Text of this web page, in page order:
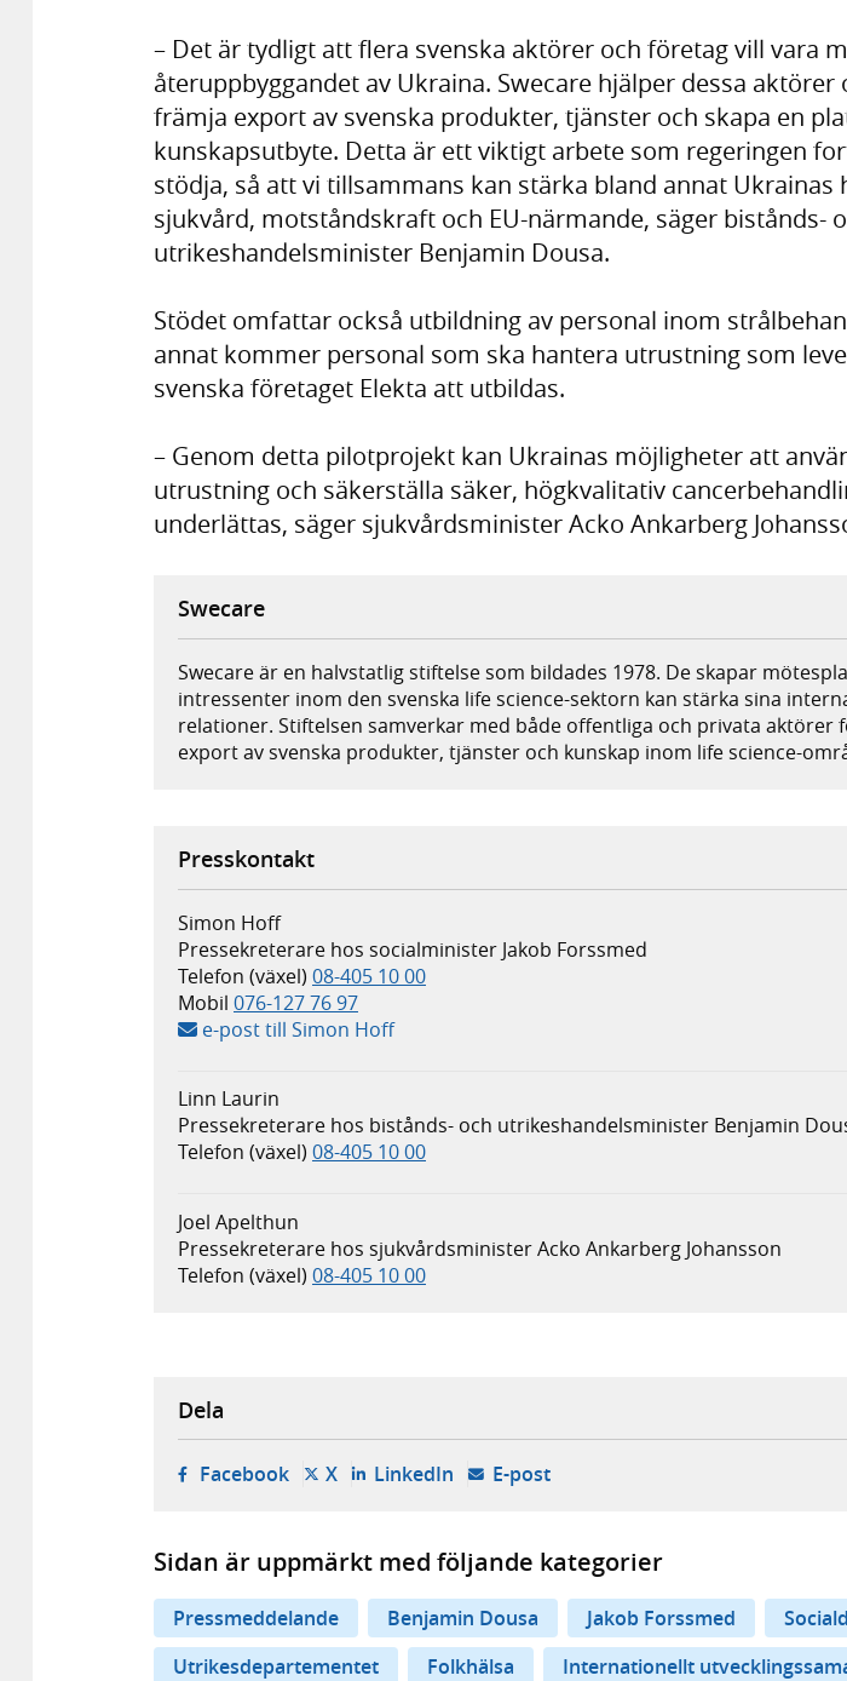
– Det är tydligt att flera svenska aktörer och företag vill vara
återuppbyggandet av Ukraina. Swecare hjälper dessa
främja export av svenska produkter, tjänster och skapa en
kunskapsutbyte. Detta är ett viktigt arbete som regeringen
stödja, så att vi tillsammans kan stärka bland annat Ukrainas
sjukvård, motståndskraft och EU-närmande, säger bistånds-
utrikeshandelsminister Benjamin Dousa.
Stödet omfattar också utbildning av personal inom
annat kommer personal som ska hantera utrustning som
svenska företaget Elekta att utbildas.
– Genom detta pilotprojekt kan Ukrainas möjligheter att
utrustning och säkerställa säker, högkvalitativ
underlättas, säger sjukvårdsminister Acko Ankarberg
Swecare
Swecare är en halvstatlig stiftelse som bildades 1978. De skapar
intressenter inom den svenska life science-sektorn kan stärka sina
relationer. Stiftelsen samverkar med både offentliga och privata aktörer
export av svenska produkter, tjänster och kunskap inom life science-
Presskontakt
Simon Hoff
Pressekreterare hos socialminister Jakob Forssmed
Telefon (växel) 08-405 10 00
Mobil 076-127 76 97
e-post till Simon Hoff
Linn Laurin
Pressekreterare hos bistånds- och utrikeshandelsminister Benjamin
Telefon (växel) 08-405 10 00
Joel Apelthun
Pressekreterare hos sjukvårdsminister Acko Ankarberg Johansson
Telefon (växel) 08-405 10 00
Dela
Facebook- öppnas i ny flik, extern webbplats,
X- öppnas i ny flik, extern webbplats,
LinkedIn- öppnas i ny flik, extern webbplats,
E-post- öppnar din e-postklient,
Sidan är uppmärkt med följande kategorier
Pressmeddelande Benjamin Dousa Jakob Forssmed
Utrikesdepartementet
Folkhälsa
Internationellt